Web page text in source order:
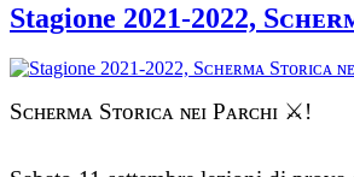
Stagione 2021-2022,
Sᴄʜᴇʀᴍᴀ Sᴛᴏʀɪᴄᴀ ɴᴇɪ Pᴀʀᴄʜɪ ⚔️!